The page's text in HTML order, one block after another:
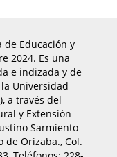
de Educación y
2024. Es una
e indizada y de
Universidad
a través del
y Extensión
Sarmiento
de Orizaba., Col.